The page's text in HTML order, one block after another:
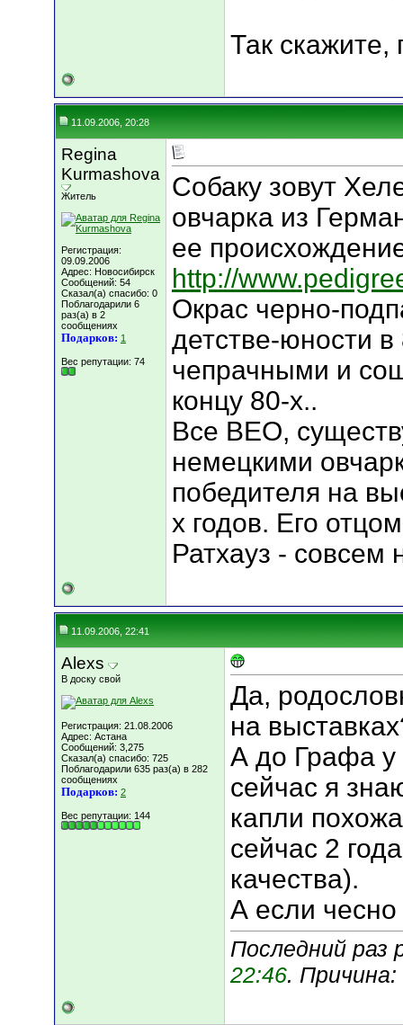
Так скажите,
11.09.2006, 20:28
Regina
Kurmashova
Житель
Регистрация:
09.09.2006
Адрес: Новосибирск
Сообщений: 54
Сказал(а) спасибо: 0
Поблагодарили 6
раз(а) в 2
сообщениях
Подарков: 1
Вес репутации: 74
Собаку зовут
овчарка из
ее
http://
Окрас черно-
детстве-юности
чепрачными и
концу 80-х..
Все ВЕО,
немецкими
победителя на
х годов. Его
Ратхауз -
11.09.2006, 22:41
Alexs
В доску свой
Регистрация: 21.08.2006
Адрес: Астана
Сообщений: 3,275
Сказал(а) спасибо: 725
Поблагодарили 635 раз(а) в 282
сообщениях
Подарков: 2
Вес репутации: 144
Да,
на
А до Графа у
сейчас я
капли
сейчас 2
качества).
А если
Последний раз
22:46. Причина: